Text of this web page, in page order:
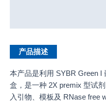
产品描述
本产品是利用 SYBR Green I
盒，是一种 2X premix 型试
入引物、模板及 RNase free